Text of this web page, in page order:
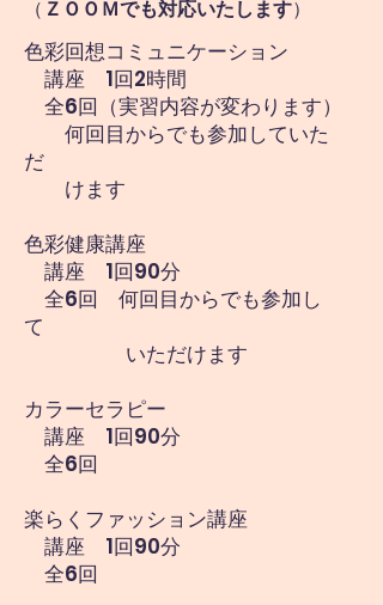
（ ＺＯＯＭでも対応いたします）
色彩回想コミュニケーション
講座 1回2時間
全6回（実習内容が変わります）
何回目からでも参加していた
だ
けます
色彩健康講座
講座 1回90分
全6回 何回目からでも参加し
て
いただけます
カラーセラピー
講座 1回90分
全6回
楽らくファッション講座
講座 1回90分
​ 全6回